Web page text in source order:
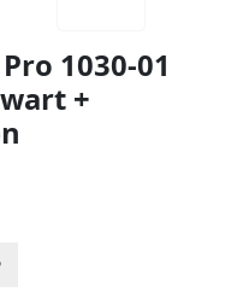
1030-01
+